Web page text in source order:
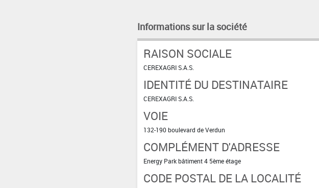
Informations sur la société
RAISON SOCIALE
CEREXAGRI S.A.S.
IDENTITÉ DU DESTINATAIRE
CEREXAGRI S.A.S.
VOIE
132-190 boulevard de Verdun
COMPLÉMENT D'ADRESSE
Energy Park bâtiment 4 5ème étage
CODE POSTAL DE LA LOCALITÉ